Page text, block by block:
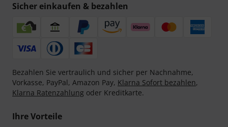
Sicher einkaufen & bezahlen
Bezahlen Sie vertraulich und sicher per Nachnahme,
Vorkasse, PayPal, Amazon Pay, Klarna Sofort bezahlen,
Klarna Ratenzahlung oder Kreditkarte.
Ihre Vorteile